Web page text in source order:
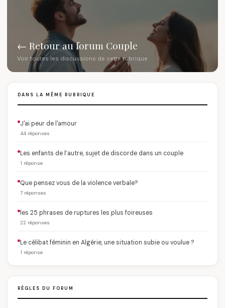
← Retour au forum Couple
Voir toutes les discussions de cette rubrique
DANS LA MÊME RUBRIQUE
J'ai peur de l'amour
44 réponses
Les enfants de l’autre, sujet de discorde dans un couple
1 réponse
Que pensez vous de la violence verbale?
7 réponses
les 25 phrases de ruptures les plus foireuses
22 réponses
Le célibat féminin en Algérie, une situation subie ou voulue ?
1 réponse
RÈGLES DU FORUM